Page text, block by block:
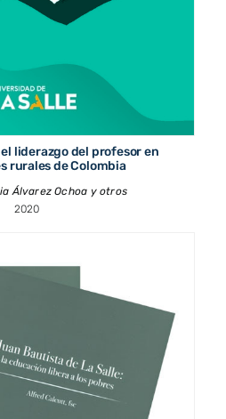
liderazgo del profesor en
rurales de Colombia
Álvarez Ochoa y otros
2020